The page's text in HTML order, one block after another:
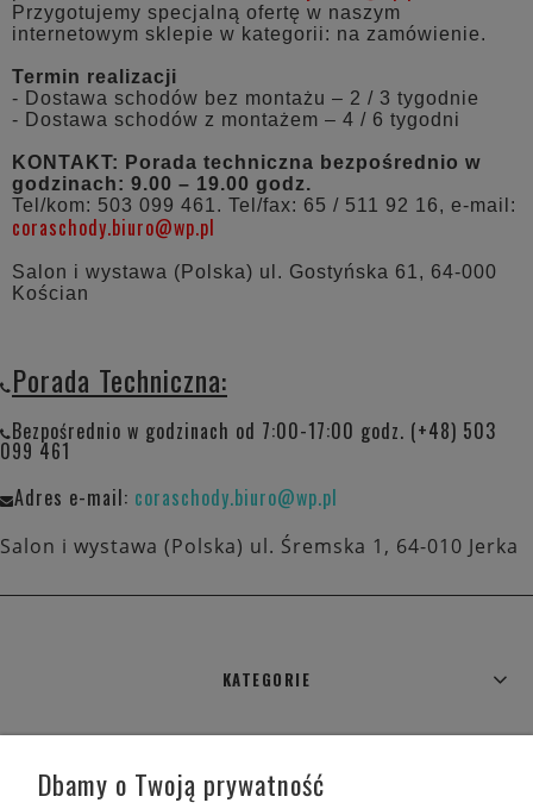
Przygotujemy specjalną ofertę w naszym
internetowym sklepie w kategorii: na zamówienie.
Termin realizacji
- Dostawa schodów bez montażu – 2 / 3 tygodnie
- Dostawa schodów z montażem – 4 / 6 tygodni
KONTAKT: Porada techniczna bezpośrednio w
godzinach: 9.00 – 19.00 godz.
Tel/kom: 503 099 461 . Tel/fax: 65 / 511 92 16, e-mail:
coraschody.biuro@wp.pl
Salon i wystawa (Polska) ul. Gostyńska 61, 64-000
Kościan
Porada Techniczna:
Bezpośrednio w godzinach od 7:00-17:00 godz. (+48) 503
099 461
Adres e-mail: coraschody.biuro@wp.pl
Salon i wystawa (Polska) ul. Śremska 1, 64-010 Jerka
KATEGORIE
Dbamy o Twoją prywatność